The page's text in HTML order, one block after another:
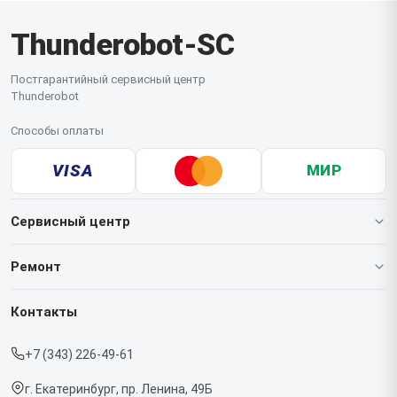
Thunderobot-SC
Постгарантийный сервисный центр
Thunderobot
Способы оплаты
VISA МИР
Сервисный центр
О нашем сервисе
Срочный ремонт
Ремонт
Ноутбуков
Контакты
+7 (343) 226-49-61
г. Екатеринбург, пр. Ленина, 49Б